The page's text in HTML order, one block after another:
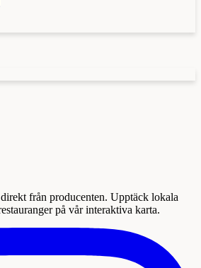
från producenten. Upptäck lokala
på vår interaktiva karta.